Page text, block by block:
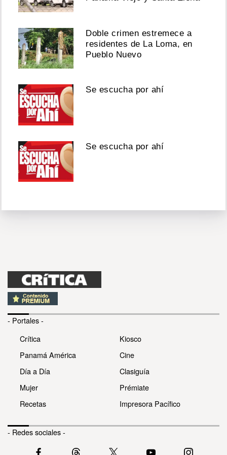
Doble crimen estremece a
residentes de La Loma, en
Pueblo Nuevo
Se escucha por ahí
Se escucha por ahí
- Portales -
Crítica
Panamá América
Día a Día
Mujer
Recetas
Kiosco
Cine
Clasiguía
Prémiate
Impresora Pacífico
- Redes sociales -